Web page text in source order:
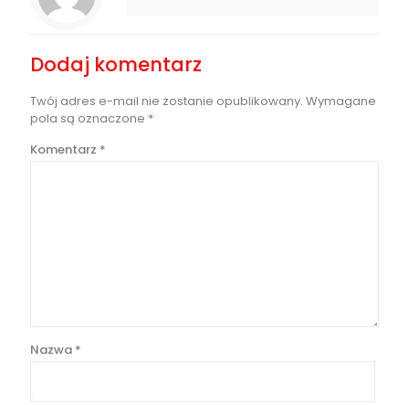
Dodaj komentarz
Twój adres e-mail nie zostanie opublikowany. Wymagane
pola są oznaczone *
Komentarz *
Nazwa *